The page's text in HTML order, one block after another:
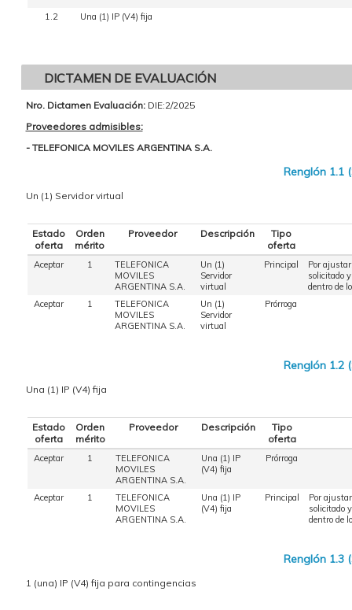
1.2 Una (1) IP (V4) fija
DICTAMEN DE EVALUACIÓN
Nro. Dictamen Evaluación:DIE:2/2025
Proveedores admisibles:
- TELEFONICA MOVILES ARGENTINA S.A.
Renglón 1.1
Un (1) Servidor virtual
Estado
oferta
Orden
mérito
Proveedor Descripción
Tipo
oferta
Aceptar 1
TELEFONICA
MOVILES
ARGENTINA S.A.
Un (1)
Servidor
virtual
Principal
Por
solicitado
dentro de
Aceptar
1
TELEFONICA
MOVILES
ARGENTINA S.A.
Un (1)
Servidor
virtual
Prórroga
Renglón 1.2
Una (1) IP (V4) fija
Estado
oferta
Orden
mérito
Proveedor Descripción
Tipo
oferta
Aceptar 1
TELEFONICA
MOVILES
ARGENTINA S.A.
Una (1) IP
(V4) fija
Prórroga
Aceptar 1
TELEFONICA
MOVILES
ARGENTINA S.A.
Una (1) IP
(V4) fija
Principal
Por
solicitado
dentro de
Renglón 1.3
1 (una) IP (V4) fija para contingencias